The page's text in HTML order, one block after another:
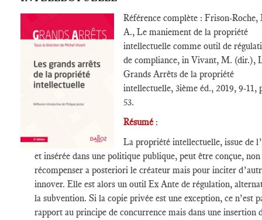
Référence complète : Frison-Roche,
A., Le maniement de la propriété
intellectuelle comme outil de
de compliance, in Vivant, M. (dir.),
Grands Arrêts de la propriété
intellectuelle, 3ième éd., 2019, 9-11,
53.
Résumé:
La propriété intellectuelle, issue de
et insérée dans une politique publique, peut être conçue,
récompenser a posteriori le créateur mais pour inciter
innover. Elle est alors un outil Ex Ante de régulation,
la subvention. Si la copie privée est une exception, ce n’est
rapport au principe de concurrence mais dans une insertion